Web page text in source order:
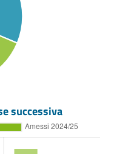
successiva